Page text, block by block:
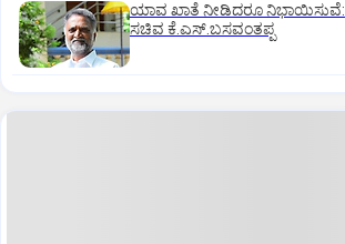
ಯಾವ ಖಾತೆ ನೀಡಿದರೂ ನಿಭಾಯಿಸುವೆ:
ಸಚಿವ ಕೆ.ಎಸ್.ಬಸವಂತಪ್ಪ